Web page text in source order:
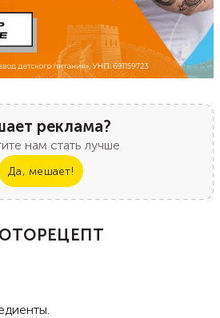
реклама?
нам стать лучше
Да, мешает!